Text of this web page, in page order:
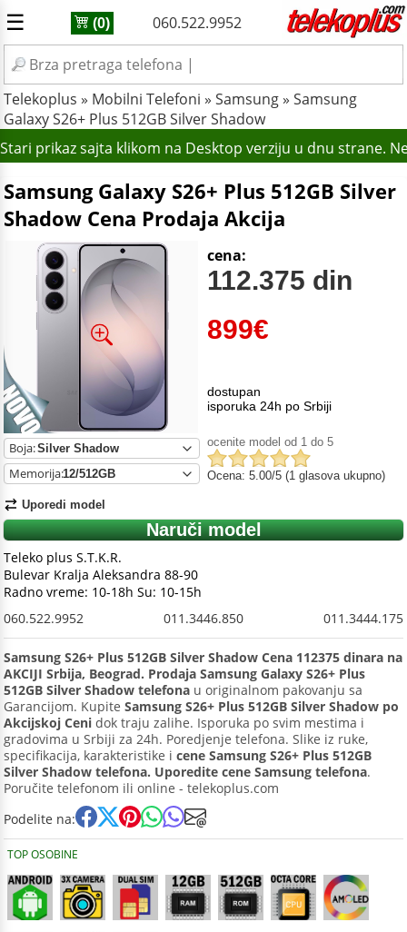
☰ (0) 060.522.9952
Telekoplus » Mobilni Telefoni » Samsung» Samsung
Galaxy S26+ Plus 512GB Silver Shadow
prikaz sajta klikom na Desktop verziju u dnu strane.
Samsung Galaxy S26+ Plus 512GB Silver
Shadow Cena Prodaja Akcija
Boja:
Memorija:
Uporedi model
899€
cena:
112.375 din
dostupan
isporuka 24h po Srbiji
ocenite model od 1 do 5
Ocena: 5.00/5 (1 glasova ukupno)
Naruči model
Teleko plus S.T.K.R.
Bulevar Kralja Aleksandra 88-90
Radno vreme: 10-18h Su: 10-15h
060.522.9952
011.3446.850 011.3444.175
Samsung S26+ Plus 512GB Silver Shadow Cena 112375 dinara na
AKCIJI Srbija, Beograd. Prodaja Samsung Galaxy S26+ Plus
512GB Silver Shadow telefona u originalnom pakovanju sa
Garancijom. Kupite Samsung S26+ Plus 512GB Silver Shadow po
Akcijskoj Ceni dok traju zalihe. Isporuka po svim mestima i
gradovima u Srbiji za 24h. Poredjenje telefona. Slike iz ruke,
specifikacija, karakteristike i cene Samsung S26+ Plus 512GB
Silver Shadow telefona. Uporedite cene Samsung telefona.
Poručite telefonom ili online - telekoplus.com
Podelite na:
TOP OSOBINE